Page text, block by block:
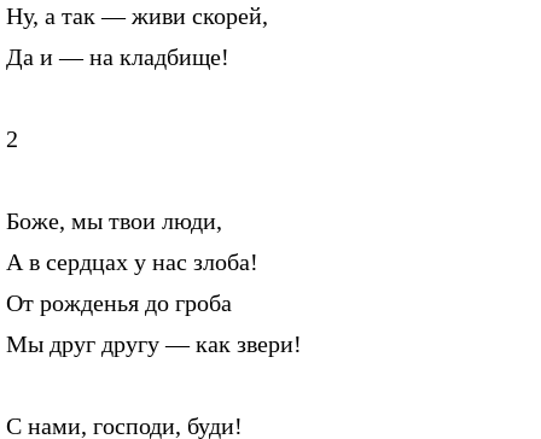
Ну, а так — живи скорей,
Да и — на кладбище!
2
Боже, мы твои люди,
А в сердцах у нас злоба!
От рожденья до гроба
Мы друг другу — как звери!
С нами, господи, буди!